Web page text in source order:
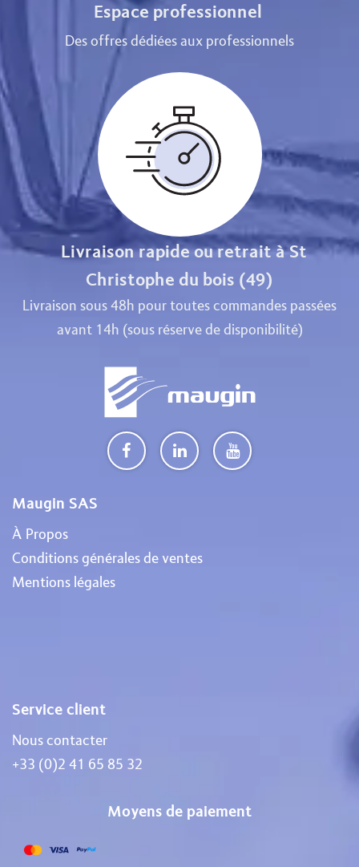
Espace professionnel
Des offres dédiées aux professionnels
Livraison rapide ou retrait à St
Christophe du bois (49)
Livraison sous 48h pour toutes commandes passées
avant 14h (sous réserve de disponibilité)
Maugin SAS
À Propos
Conditions générales de ventes
Mentions légales
Service client
Nous contacter
+33 (0)2 41 65 85 32
Moyens de paiement